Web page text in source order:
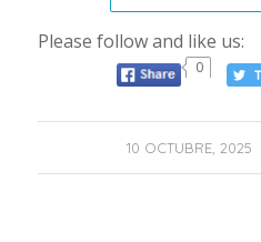
Please follow and like us:
0
10 OCTUBRE, 2025
/